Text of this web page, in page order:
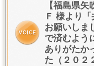
【福島県
Ｆ 様より「
お願いしま
で済むよう
ありがたか
た（２０２